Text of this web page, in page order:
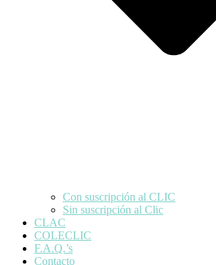
Con suscripción al CLIC
Sin suscripción al Clic
CLAC
COLECLIC
F.A.Q.’s
Contacto